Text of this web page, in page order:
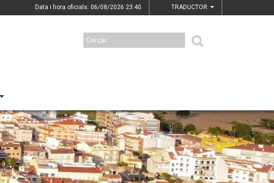
Data i hora oficials: 06/08/2026 23:40 TRADUCTOR